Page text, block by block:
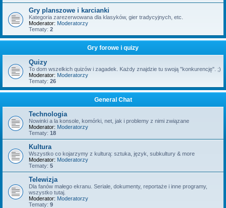
Gry planszowe i karcianki
Kategoria zarezerwowana dla klasyków, gier tradycyjnych, etc.
Moderator: Moderatorzy
Tematy: 2
Gry forowe i quizy
Quizy
To dom wszelkich quizów i zagadek. Każdy znajdzie tu swoją "konkurencję". ;)
Moderator: Moderatorzy
Tematy: 26
General Chat
Technologia
Nowinki a la konsole, komórki, net, jak i problemy z nimi związane
Moderator: Moderatorzy
Tematy: 18
Kultura
Wszystko co kojarzymy z kulturą: sztuka, język, subkultury & more
Moderator: Moderatorzy
Tematy: 5
Telewizja
Dla fanów małego ekranu. Seriale, dokumenty, reportaże i inne programy,
wszystko tutaj.
Moderator: Moderatorzy
Tematy: 9